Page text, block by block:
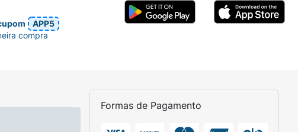
Formas de Pagamento
APP5
compra